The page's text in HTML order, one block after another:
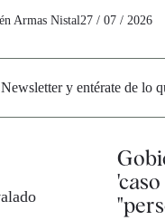
Armas Nistal27 / 07 / 2026
y entérate de lo